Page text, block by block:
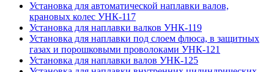
Установка для автоматической наплавки валов,
крановых колес УНК-117
Установка для наплавки валков УНК-119
Установка для наплавки под слоем флюса, в защитных
газах и порошковыми проволоками УНК-121
Установка для наплавки валов УНК-125